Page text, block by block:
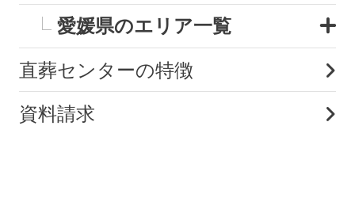
愛媛県のエリア一覧
直葬センターの特徴
資料請求